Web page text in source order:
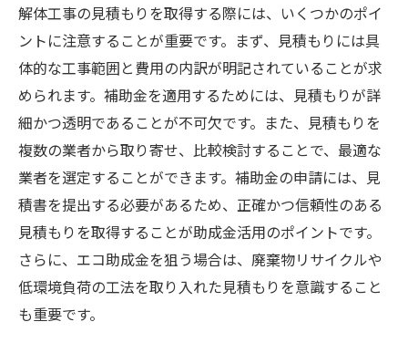
解体工事の見積もりを取得する際には、いくつかのポイ
ントに注意することが重要です。まず、見積もりには具
体的な工事範囲と費用の内訳が明記されていることが求
められます。補助金を適用するためには、見積もりが詳
細かつ透明であることが不可欠です。また、見積もりを
複数の業者から取り寄せ、比較検討することで、最適な
業者を選定することができます。補助金の申請には、見
積書を提出する必要があるため、正確かつ信頼性のある
見積もりを取得することが助成金活用のポイントです。
さらに、エコ助成金を狙う場合は、廃棄物リサイクルや
低環境負荷の工法を取り入れた見積もりを意識すること
も重要です。